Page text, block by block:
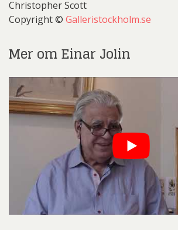
Christopher Scott
Copyright © Galleristockholm.se
Mer om Einar Jolin